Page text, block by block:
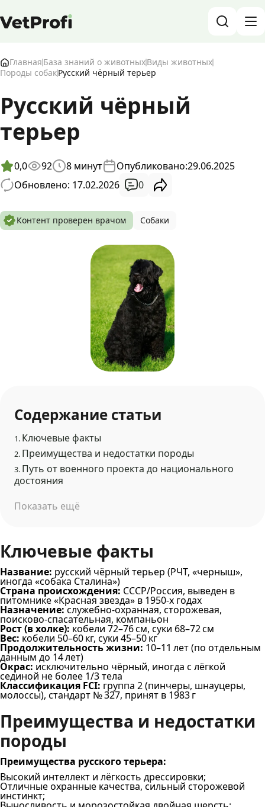
База знаний о животных и ветеринарии
Форум
Главная База знаний о животныхВиды животных
Породы собакРусский чёрный терьер
Русский чёрный
терьер
0,0 92 8 минут Опубликовано:29.06.2025
Обновлено: 17.02.2026
0
Контент проверен врачом Собаки
Содержание статьи
1. Ключевые факты
2. Преимущества и недостатки породы
3. Путь от военного проекта до национального
достояния
Показать ещё
Ключевые факты
Название: русский чёрный терьер (РЧТ, «черныш»,
иногда «собака Сталина»)
Страна происхождения: СССР/Россия, выведен в
питомнике «Красная звезда» в 1950‑х годах
Назначение:служебно-охранная, сторожевая,
поисково‑спасательная, компаньон
Рост (в холке): кобели 72–76 см, суки 68–72 см
Вес: кобели 50–60 кг, суки 45–50 кг
Продолжительность жизни: 10–11 лет (по отдельным
данным до 14 лет)
Окрас: исключительно чёрный, иногда с лёгкой
сединой не более 1/3 тела
Классификация FCI: группа 2 (пинчеры, шнауцеры,
молоссы), стандарт № 327, принят в 1983 г
Преимущества и недостатки
породы
Преимущества русского терьера:
Высокий интеллект и лёгкость дрессировки;
Отличные охранные качества, сильный сторожевой
инстинкт;